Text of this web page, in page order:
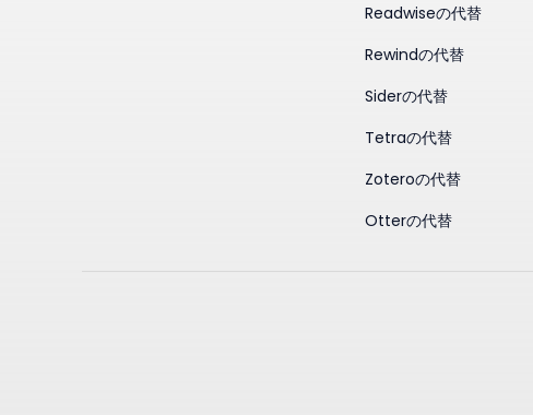
Readwiseの代替
Rewindの代替
Siderの代替
Tetraの代替
Zoteroの代替
Otterの代替